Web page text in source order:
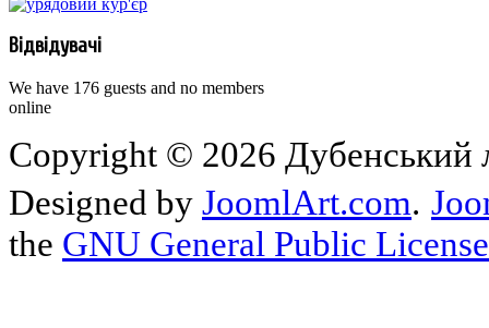
Відвідувачі
We have 176 guests and no members
online
Copyright © 2026 Дубенський
Designed by JoomlArt.com.
the GNU General Public